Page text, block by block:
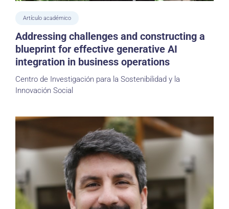
Artículo académico
Addressing challenges and constructing a
blueprint for effective generative AI
integration in business operations
Centro de Investigación para la Sostenibilidad y la
Innovación Social